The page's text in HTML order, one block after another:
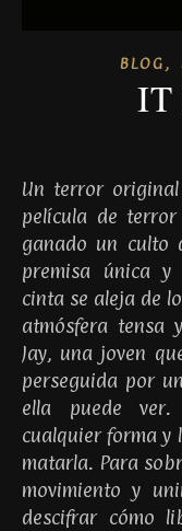
BLOG,
IT
Un terror original y atmosférico It Follows es una
película de
ganado un culto
premisa única y
cinta se aleja de
atmósfera tensa
Jay, una joven
perseguida por
ella puede
cualquier forma y
matarla. Para
movimiento y
descifrar cómo